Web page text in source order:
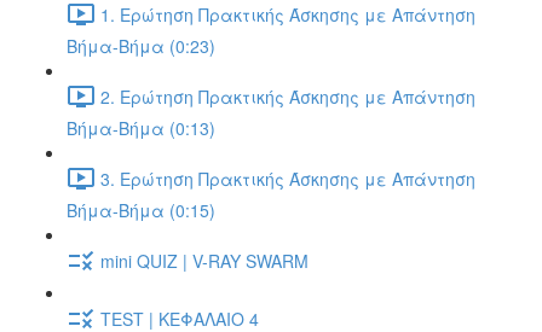
1. Ερώτηση Πρακτικής Άσκησης με Απάντηση
Βήμα-Βήμα (0:23)
2. Ερώτηση Πρακτικής Άσκησης με Απάντηση
Βήμα-Βήμα (0:13)
3. Ερώτηση Πρακτικής Άσκησης με Απάντηση
Βήμα-Βήμα (0:15)
mini QUIZ | V-RAY SWARM
TEST | ΚΕΦΑΛΑΙΟ 4